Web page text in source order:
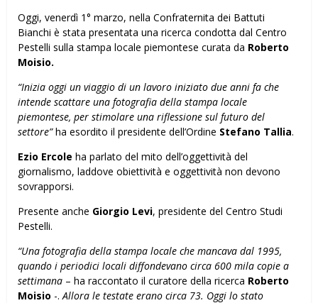
Oggi, venerdì 1° marzo, nella Confraternita dei Battuti
Bianchi è stata presentata una ricerca condotta dal Centro
Pestelli sulla stampa locale piemontese curata da Roberto
Moisio.
“Inizia oggi un viaggio di un lavoro iniziato due anni fa che
intende scattare una fotografia della stampa locale
piemontese, per stimolare una riflessione sul futuro del
settore”ha esordito il presidente dell’Ordine Stefano Tallia.
Ezio Ercole ha parlato del mito dell’oggettività del
giornalismo, laddove obiettività e oggettività non devono
sovrapporsi.
Presente anche Giorgio Levi, presidente del Centro Studi
Pestelli.
“Una fotografia della stampa locale che mancava dal 1995,
quando i periodici locali diffondevano circa 600 mila copie a
settimana – ha raccontato il curatore della ricerca Roberto
Moisio -.Allora le testate erano circa 73. Oggi lo stato